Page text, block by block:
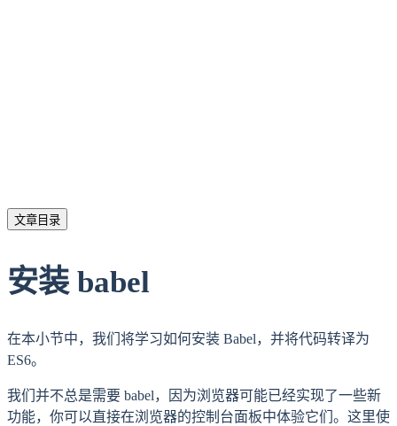
文章目录
安装 babel
在本小节中，我们将学习如何安装 Babel，并将代码转译为
ES6。
我们并不总是需要 babel，因为浏览器可能已经实现了一些新
功能，你可以直接在浏览器的控制台面板中体验它们。这里使